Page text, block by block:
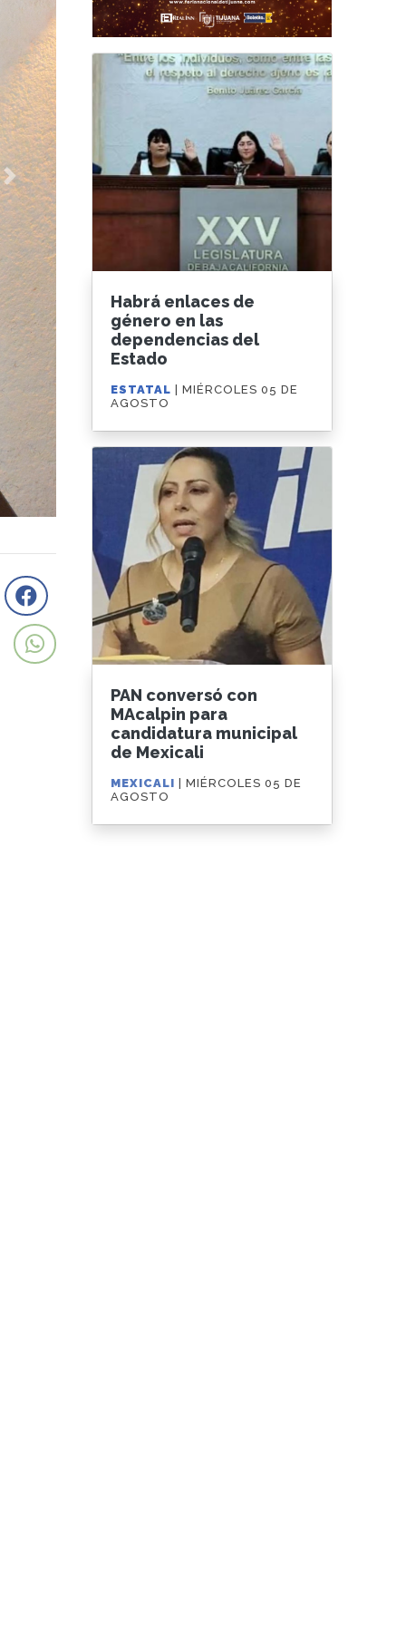
Habrá enlaces de
género en las
dependencias del
Estado
ESTATAL
| MIÉRCOLES 05 DE
AGOSTO
PAN conversó con
MAcalpin para
candidatura municipal
de Mexicali
MEXICALI
| MIÉRCOLES 05 DE
AGOSTO